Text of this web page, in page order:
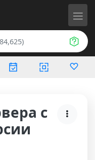
с